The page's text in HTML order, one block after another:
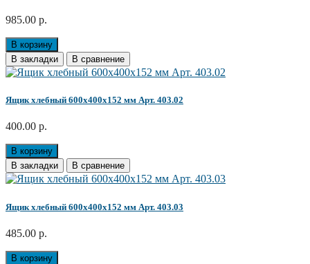
985.00 р.
В корзину
В закладки
В сравнение
Ящик хлебный 600x400x152 мм Арт. 403.02
400.00 р.
В корзину
В закладки
В сравнение
Ящик хлебный 600x400x152 мм Арт. 403.03
485.00 р.
В корзину